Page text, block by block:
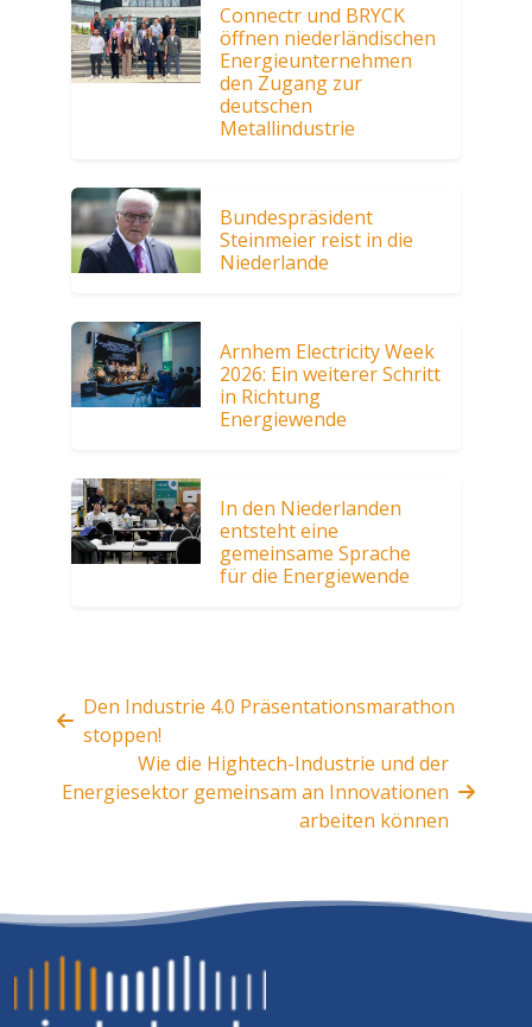
Connectr und BRYCK
öffnen niederländischen
Energieunternehmen
den Zugang zur
deutschen
Metallindustrie
Bundespräsident
Steinmeier reist in die
Niederlande
Arnhem Electricity Week
2026: Ein weiterer Schritt
in Richtung
Energiewende
In den Niederlanden
entsteht eine
gemeinsame Sprache
für die Energiewende
Den Industrie 4.0 Präsentationsmarathon
stoppen!
Wie die Hightech-Industrie und der
Energiesektor gemeinsam an Innovationen
arbeiten können